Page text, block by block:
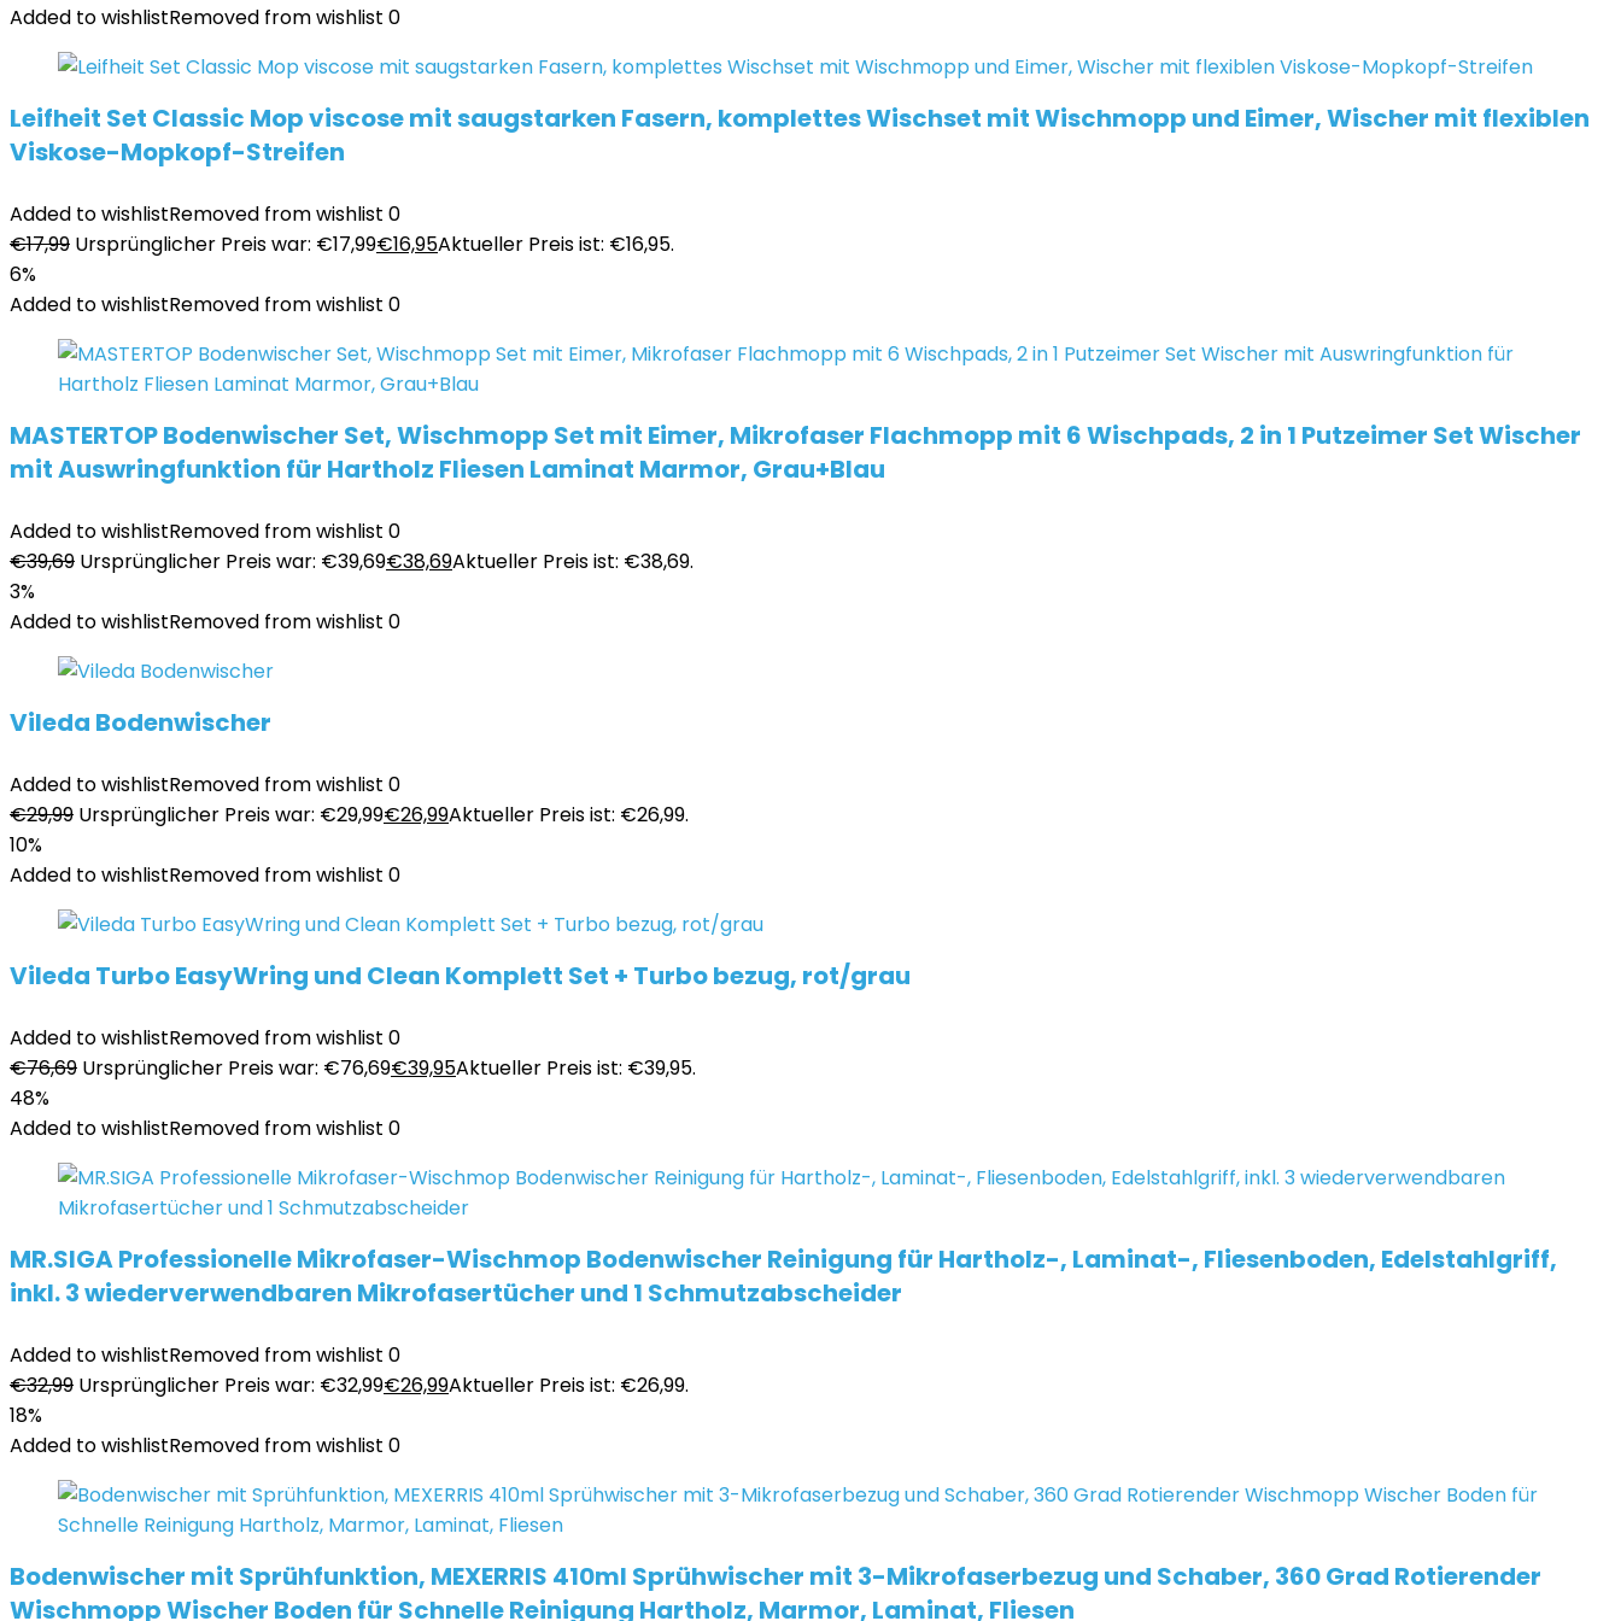
Added to wishlistRemoved from wishlist 0
Leifheit Set Classic Mop viscose mit saugstarken Fasern, komplettes Wischset mit Wischmopp und Eimer, Wischer mit flexiblen
Viskose-Mopkopf-Streifen
Added to wishlistRemoved from wishlist 0
€17,99 Ursprünglicher Preis war: €17,99€16,95Aktueller Preis ist: €16,95.
6%
Added to wishlistRemoved from wishlist 0
MASTERTOP Bodenwischer Set, Wischmopp Set mit Eimer, Mikrofaser Flachmopp mit 6 Wischpads, 2 in 1 Putzeimer Set Wischer
mit Auswringfunktion für Hartholz Fliesen Laminat Marmor, Grau+Blau
Added to wishlistRemoved from wishlist 0
€39,69 Ursprünglicher Preis war: €39,69€38,69Aktueller Preis ist: €38,69.
3%
Added to wishlistRemoved from wishlist 0
Vileda Bodenwischer
Added to wishlistRemoved from wishlist 0
€29,99 Ursprünglicher Preis war: €29,99€26,99Aktueller Preis ist: €26,99.
10%
Added to wishlistRemoved from wishlist 0
Vileda Turbo EasyWring und Clean Komplett Set + Turbo bezug, rot/grau
Added to wishlistRemoved from wishlist 0
€76,69 Ursprünglicher Preis war: €76,69€39,95Aktueller Preis ist: €39,95.
48%
Added to wishlistRemoved from wishlist 0
MR.SIGA Professionelle Mikrofaser-Wischmop Bodenwischer Reinigung für Hartholz-, Laminat-, Fliesenboden, Edelstahlgriff,
inkl. 3 wiederverwendbaren Mikrofasertücher und 1 Schmutzabscheider
Added to wishlistRemoved from wishlist 0
€32,99 Ursprünglicher Preis war: €32,99€26,99Aktueller Preis ist: €26,99.
18%
Added to wishlistRemoved from wishlist 0
Bodenwischer mit Sprühfunktion, MEXERRIS 410ml Sprühwischer mit 3-Mikrofaserbezug und Schaber, 360 Grad Rotierender
Wischmopp Wischer Boden für Schnelle Reinigung Hartholz, Marmor, Laminat, Fliesen